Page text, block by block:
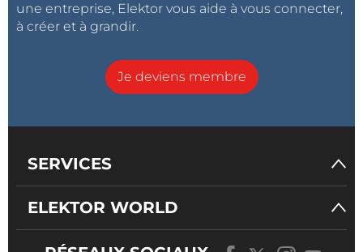
une entreprise, Elektor vous aide à vous connecter,
à créer et à grandir.
Je deviens membre
SERVICES
ELEKTOR WORLD